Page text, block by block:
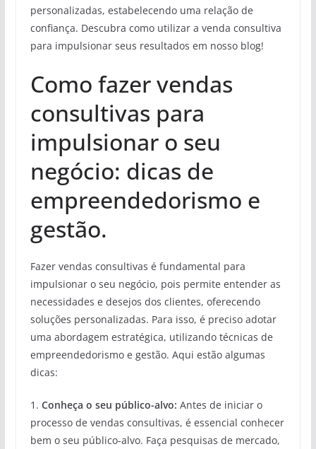
personalizadas, estabelecendo uma relação de
confiança. Descubra como utilizar a venda consultiva
para impulsionar seus resultados em nosso blog!
Como fazer vendas
consultivas para
impulsionar o seu
negócio: dicas de
empreendedorismo e
gestão.
Fazer vendas consultivas é fundamental para
impulsionar o seu negócio, pois permite entender as
necessidades e desejos dos clientes, oferecendo
soluções personalizadas. Para isso, é preciso adotar
uma abordagem estratégica, utilizando técnicas de
empreendedorismo e gestão. Aqui estão algumas
dicas:
1. Conheça o seu público-alvo: Antes de iniciar o
processo de vendas consultivas, é essencial conhecer
bem o seu público-alvo. Faça pesquisas de mercado,